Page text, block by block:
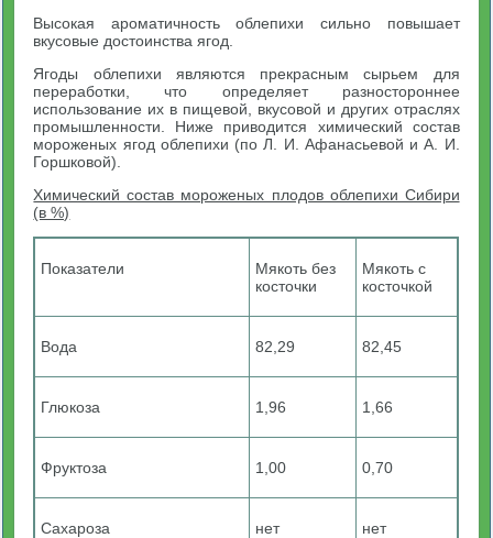
Высокая ароматичность облепихи сильно повышает
вкусовые достоинства ягод.
Ягоды облепихи являются прекрасным сырьем для
переработки, что определяет разностороннее
использование их в пищевой, вкусовой и других отраслях
промышленности. Ниже приводится химический состав
мороженых ягод облепихи (по Л. И. Афанасьевой и А. И.
Горшковой).
Химический состав мороженых плодов облепихи Сибири
(в %)
Показатели
Мякоть без
косточки
Мякоть с
косточкой
Вода 82,29 82,45
Глюкоза 1,96 1,66
Фруктоза 1,00 0,70
Сахароза нет нет